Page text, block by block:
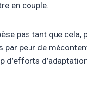
en couple.
pas tant que cela,
peur de
d’efforts